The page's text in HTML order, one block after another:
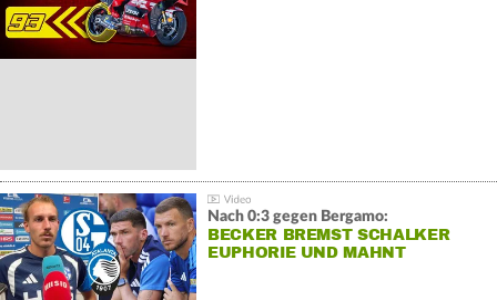
Nach 0:3 gegen Bergamo:
BECKER BREMST SCHALKER
EUPHORIE UND MAHNT